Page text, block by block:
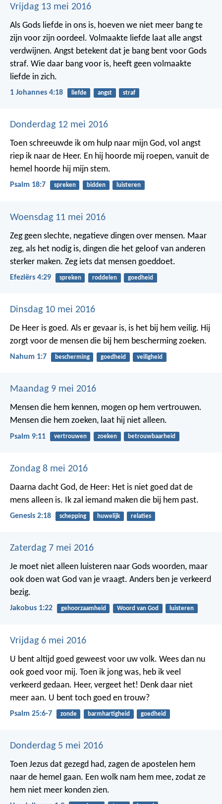
Vrijdag 13 mei 2016
Als Gods liefde in ons is, hoeven we niet meer bang te
zijn voor zijn oordeel. Volmaakte liefde laat alle angst
verdwijnen. Angst betekent dat je bang bent voor Gods
straf. Wie daar bang voor is, heeft geen volmaakte
liefde in zich.
1 Johannes 4:18 liefde angst straf
Donderdag 12 mei 2016
Toen schreeuwde ik om hulp naar mijn God, vol angst
riep ik naar de Heer. En hij hoorde mij roepen, vanuit de
hemel hoorde hij mijn stem.
Psalm 18:7 spreken bidden luisteren
Woensdag 11 mei 2016
Zeg geen slechte, negatieve dingen over mensen. Maar
zeg, als het nodig is, dingen die het geloof van anderen
sterker maken. Zeg iets dat mensen goeddoet.
Efeziërs 4:29 spreken roddelen goedheid
Dinsdag 10 mei 2016
De Heer is goed. Als er gevaar is, is het bij hem veilig. Hij
zorgt voor de mensen die bij hem bescherming zoeken.
Nahum 1:7 bescherming goedheid veiligheid
Maandag 9 mei 2016
Mensen die hem kennen, mogen op hem vertrouwen.
Mensen die hem zoeken, laat hij niet alleen.
Psalm 9:11 vertrouwen zoeken betrouwbaarheid
Zondag 8 mei 2016
Daarna dacht God, de Heer: Het is niet goed dat de
mens alleen is. Ik zal iemand maken die bij hem past.
Genesis 2:18 schepping huwelijk relaties
Zaterdag 7 mei 2016
Je moet niet alleen luisteren naar Gods woorden, maar
ook doen wat God van je vraagt. Anders ben je verkeerd
bezig.
Jakobus 1:22 gehoorzaamheid Woord van God luisteren
Vrijdag 6 mei 2016
U bent altijd goed geweest voor uw volk. Wees dan nu
ook goed voor mij. Toen ik jong was, heb ik veel
verkeerd gedaan. Heer, vergeet het! Denk daar niet
meer aan. U bent toch goed en trouw?
Psalm 25:6-7 zonde barmhartigheid goedheid
Donderdag 5 mei 2016
Toen Jezus dat gezegd had, zagen de apostelen hem
naar de hemel gaan. Een wolk nam hem mee, zodat ze
hem niet meer konden zien.